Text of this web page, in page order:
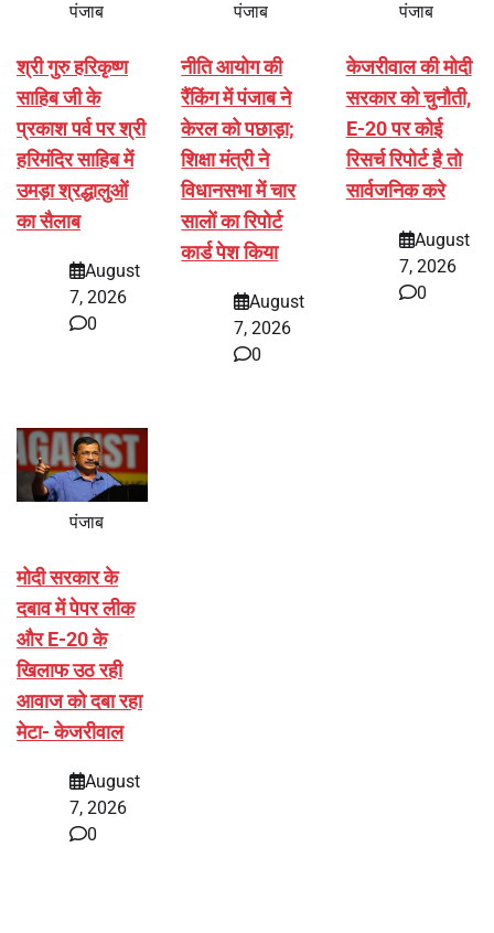
पंजाब
श्री गुरु हरिकृष्ण
साहिब जी के
प्रकाश पर्व पर श्री
हरिमंदिर साहिब में
उमड़ा श्रद्धालुओं
का सैलाब
August
7, 2026
0
पंजाब
नीति आयोग की
रैंकिंग में पंजाब ने
केरल को पछाड़ा;
शिक्षा मंत्री ने
विधानसभा में चार
सालों का रिपोर्ट
कार्ड पेश किया
August
7, 2026
0
पंजाब
केजरीवाल की मोदी
सरकार को चुनौती,
E-20 पर कोई
रिसर्च रिपोर्ट है तो
सार्वजनिक करे
August
7, 2026
0
पंजाब
मोदी सरकार के
दबाव में पेपर लीक
और E-20 के
खिलाफ उठ रही
आवाज को दबा रहा
मेटा- केजरीवाल
August
7, 2026
0